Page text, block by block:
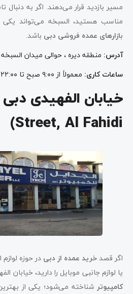
مسیر بازدید قرار می‌دهند. اگر به دنبال
مناسب هستید، السبخه می‌تواند
بازارهای عمده فروشی دبی باشد.
آدرس: منطقه دیره ، حوالی میدان السبخه
ساعات کاری: معمولاً از ۹:۰۰ صبح تا ۲۲:۰۰ شب
Street, Al Fahidi)
اگر قصدخرید عمده از دبی در حوزه
یا لوازم جانبی موبایل را دارید، خیابان
کامپیوتر شناخته می‌شود؛ یکی از